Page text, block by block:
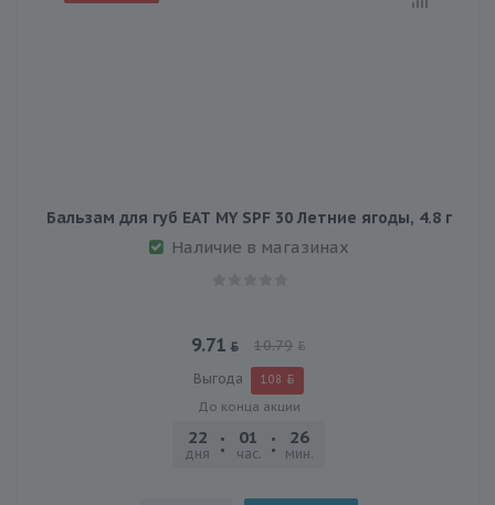
Бальзам для губ EAT MY SPF 30 Летние ягоды, 4.8 г
Наличие в магазинах
9.71 10.79
Выгода 1.08
До конца акции
22
дня
01
час.
26
мин.